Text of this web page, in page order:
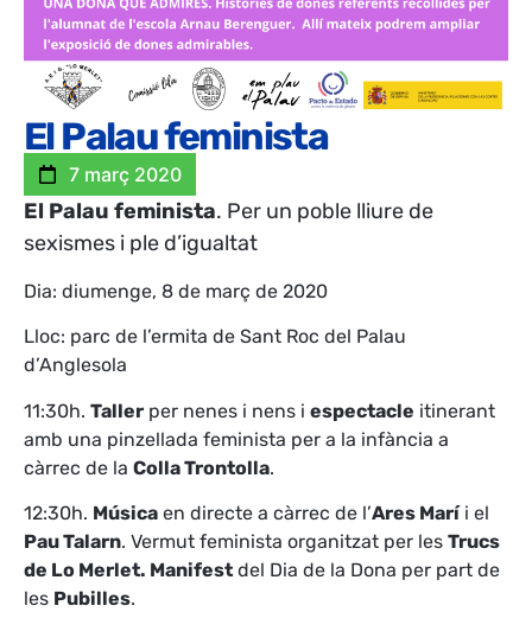
El Palau feminista
7 març 2020
El Palau feminista. Per un poble lliure de
sexismes i ple d’igualtat
Dia: diumenge, 8 de març de 2020
Lloc: parc de l’ermita de Sant Roc del Palau
d’Anglesola
11:30h. Taller per nenes i nens i espectacle itinerant
amb una pinzellada feminista per a la infància a
càrrec de la Colla Trontolla.
12:30h. Música en directe a càrrec de l’Ares Maríi el
Pau Talarn. Vermut feminista organitzat per les Trucs
de Lo Merlet. Manifest del Dia de la Dona per part de
les Pubilles.